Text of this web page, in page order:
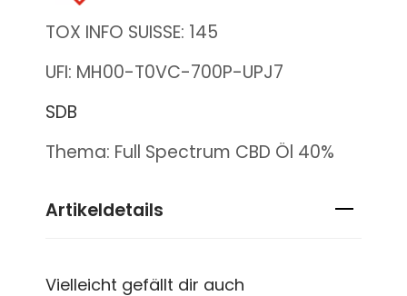
TOX INFO SUISSE: 145
UFI: MH00-T0VC-700P-UPJ7
SDB
Thema: Full Spectrum CBD Öl 40%
Artikeldetails
Vielleicht gefällt dir auch